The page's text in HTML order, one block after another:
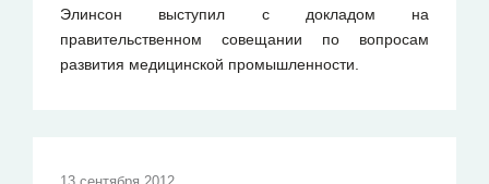
Элинсон выступил с докладом на
правительственном совещании по вопросам
развития медицинской промышленности.